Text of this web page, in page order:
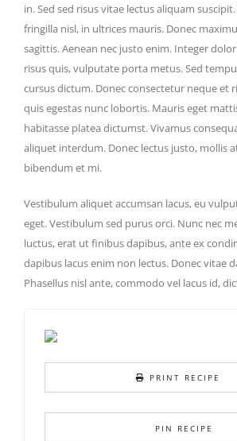
in. Sed sed risus vitae lectus aliquam
fringilla nisl, in ultrices mauris. Donec
sagittis. Aenean nec justo enim. Integer
risus quis, vulputate porta metus. Sed
cursus dictum. Donec consectetur neque et
quis egestas nunc lobortis. Mauris eget
habitasse platea dictumst. Vivamus
aliquet interdum. Donec lectus justo, mollis
bibendum et mi.
Vestibulum aliquet accumsan lacus, eu
eget. Vestibulum sed purus orci. Nunc nec
luctus, erat ut finibus dapibus, ante ex
dapibus lacus enim non lectus. Donec vitae
Phasellus nisl ante, commodo vel lacus id,
PRINT RECIPE
PIN RECIPE